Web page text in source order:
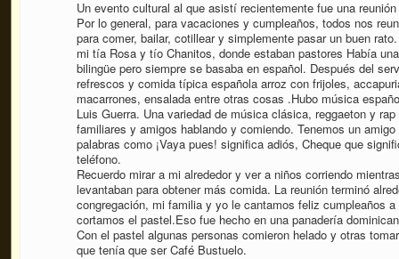
Un evento cultural al que asistí recientemente fue una
Por lo general, para vacaciones y cumpleaños, todos nos
para comer, bailar, cotillear y simplemente pasar un buen
mi tía Rosa y tío Chanitos, donde estaban pastores Había
bilingüe pero siempre se basaba en español. Después del
refrescos y comida típica española arroz con frijoles,
macarrones, ensalada entre otras cosas .Hubo música
Luis Guerra. Una variedad de música clásica, reggaeton y
familiares y amigos hablando y comiendo. Tenemos un
palabras como ¡Vaya pues! significa adiós, Cheque que
teléfono.
Recuerdo mirar a mi alrededor y ver a niños corriendo
levantaban para obtener más comida. La reunión terminó
congregación, mi familia y yo le cantamos feliz cumpleaños
cortamos el pastel.Eso fue hecho en una panadería
Con el pastel algunas personas comieron helado y otras
que tenía que ser Café Bustuelo.